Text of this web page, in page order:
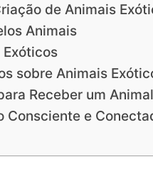
de Animais
Animais
sobre Animais
Receber um
e